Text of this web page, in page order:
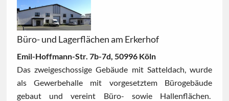
Büro- und Lagerflächen am Erkerhof
Emil-Hoffmann-Str. 7b-7d, 50996 Köln
Das zweigeschossige Gebäude mit Satteldach, wurde
als Gewerbehalle mit vorgesetztem Bürogebäude
gebaut und vereint Büro- sowie Hallenflächen.